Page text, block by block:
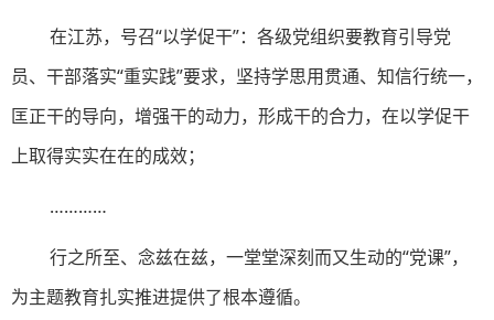
在江苏，号召“以学促干”：各级党组织要教育引导党
员、干部落实“重实践”要求，坚持学思用贯通、知信行统一，
匡正干的导向，增强干的动力，形成干的合力，在以学促干
上取得实实在在的成效；
…………
行之所至、念兹在兹，一堂堂深刻而又生动的“党课”，
为主题教育扎实推进提供了根本遵循。